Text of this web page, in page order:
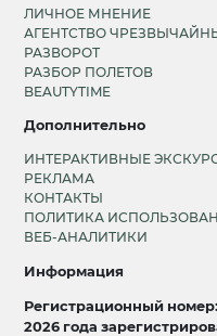
ЛИЧНОЕ МНЕНИЕ
АГЕНТСТВО
РАЗВОРОТ
РАЗБОР ПОЛЕТОВ
BEAUTYTIME
Дополнительно
ИНТЕРАКТИВНЫЕ
РЕКЛАМА
КОНТАКТЫ
ПОЛИТИКА
ВЕБ-АНАЛИТИКИ
Информация
Регистрационный
2026 года